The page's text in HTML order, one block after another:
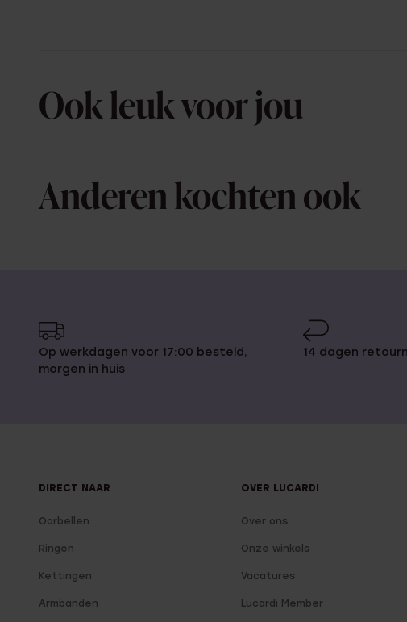
Ook leuk voor jou
Anderen kochten ook
Op werkdagen voor 17:00 besteld,
morgen in huis
14 dagen
DIRECT NAAR
Oorbellen
Ringen
Kettingen
Armbanden
OVER LUCARDI
Over ons
Onze winkels
Vacatures
Lucardi Member